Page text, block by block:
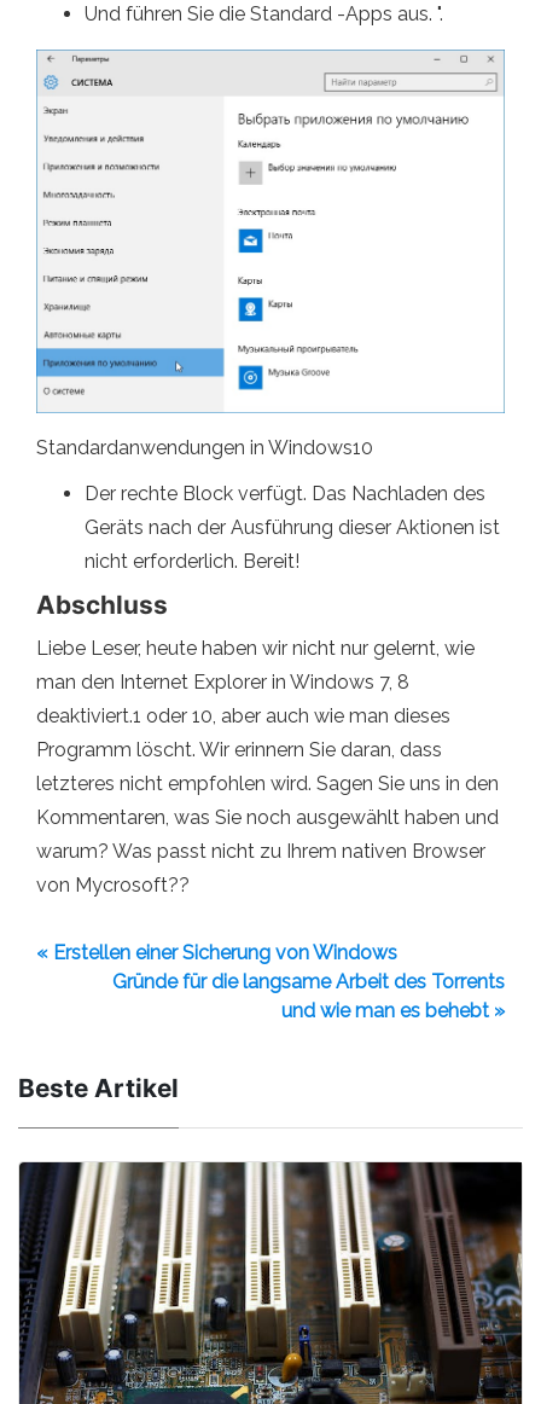
Und führen Sie die Standard -Apps aus. ".
Standardanwendungen in Windows10
Der rechte Block verfügt. Das Nachladen des
Geräts nach der Ausführung dieser Aktionen ist
nicht erforderlich. Bereit!
Abschluss
Liebe Leser, heute haben wir nicht nur gelernt, wie
man den Internet Explorer in Windows 7, 8
deaktiviert.1 oder 10, aber auch wie man dieses
Programm löscht. Wir erinnern Sie daran, dass
letzteres nicht empfohlen wird. Sagen Sie uns in den
Kommentaren, was Sie noch ausgewählt haben und
warum? Was passt nicht zu Ihrem nativen Browser
von Mycrosoft??
« Erstellen einer Sicherung von Windows
Gründe für die langsame Arbeit des Torrents
und wie man es behebt »
Beste Artikel